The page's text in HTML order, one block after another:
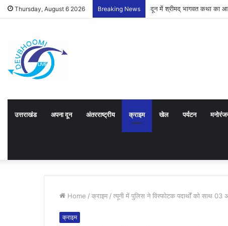
Thursday, August 6 2026 Breaking News दून में श्रीमद् भागवत कथा का
उत्तराखंड अपना दून अंतरराष्ट्रीय क्राइम खेल पर्यटन
Home / क्राइम / त्यूनी में पुलिस ने विस्फोटक पदार्थों को साथ 03
क्राइम